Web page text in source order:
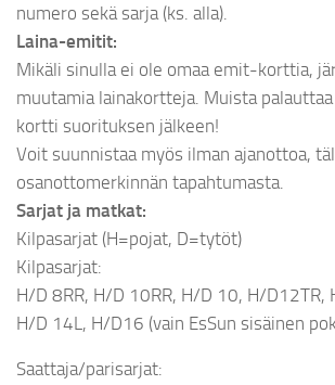
numero sekä sarja (ks. alla).
Laina-emitit:
Mikäli sinulla ei ole omaa emit-korttia,
muutamia lainakortteja. Muista
kortti suorituksen jälkeen!
Voit suunnistaa myös ilman ajanottoa,
osanottomerkinnän tapahtumasta.
Sarjat ja matkat:
Kilpasarjat (H=pojat, D=tytöt)
Kilpasarjat:
H/D 8RR, H/D 10RR, H/D 10, H/D12TR,
H/D 14L, H/D16 (vain EsSun sisäinen
Saattaja/parisarjat: